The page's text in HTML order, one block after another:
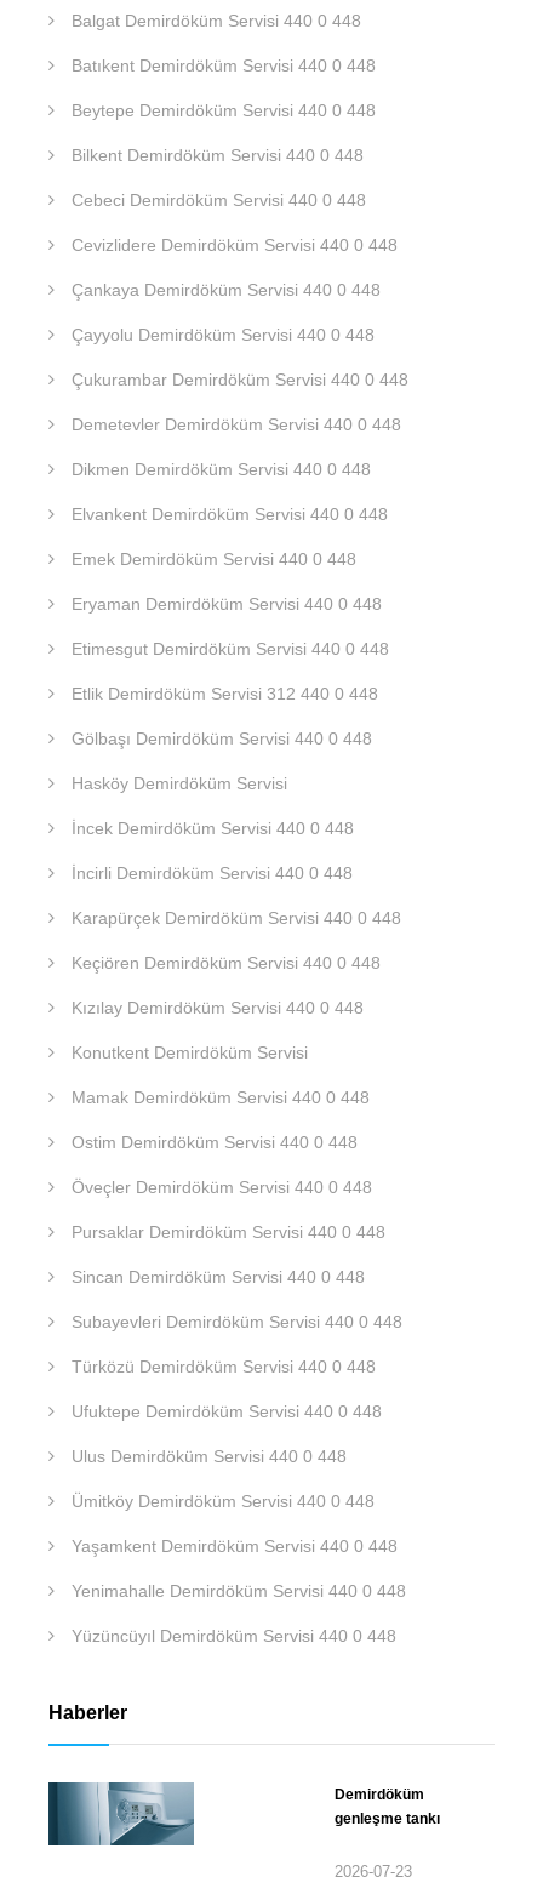
Balgat Demirdöküm Servisi 440 0 448
Batıkent Demirdöküm Servisi 440 0 448
Beytepe Demirdöküm Servisi 440 0 448
Bilkent Demirdöküm Servisi 440 0 448
Cebeci Demirdöküm Servisi 440 0 448
Cevizlidere Demirdöküm Servisi 440 0 448
Çankaya Demirdöküm Servisi 440 0 448
Çayyolu Demirdöküm Servisi 440 0 448
Çukurambar Demirdöküm Servisi 440 0 448
Demetevler Demirdöküm Servisi 440 0 448
Dikmen Demirdöküm Servisi 440 0 448
Elvankent Demirdöküm Servisi 440 0 448
Emek Demirdöküm Servisi 440 0 448
Eryaman Demirdöküm Servisi 440 0 448
Etimesgut Demirdöküm Servisi 440 0 448
Etlik Demirdöküm Servisi 312 440 0 448
Gölbaşı Demirdöküm Servisi 440 0 448
Hasköy Demirdöküm Servisi
İncek Demirdöküm Servisi 440 0 448
İncirli Demirdöküm Servisi 440 0 448
Karapürçek Demirdöküm Servisi 440 0 448
Keçiören Demirdöküm Servisi 440 0 448
Kızılay Demirdöküm Servisi 440 0 448
Konutkent Demirdöküm Servisi
Mamak Demirdöküm Servisi 440 0 448
Ostim Demirdöküm Servisi 440 0 448
Öveçler Demirdöküm Servisi 440 0 448
Pursaklar Demirdöküm Servisi 440 0 448
Sincan Demirdöküm Servisi 440 0 448
Subayevleri Demirdöküm Servisi 440 0 448
Türközü Demirdöküm Servisi 440 0 448
Ufuktepe Demirdöküm Servisi 440 0 448
Ulus Demirdöküm Servisi 440 0 448
Ümitköy Demirdöküm Servisi 440 0 448
Yaşamkent Demirdöküm Servisi 440 0 448
Yenimahalle Demirdöküm Servisi 440 0 448
Yüzüncüyıl Demirdöküm Servisi 440 0 448
Haberler
Demirdöküm
genleşme tankı
2026-07-23